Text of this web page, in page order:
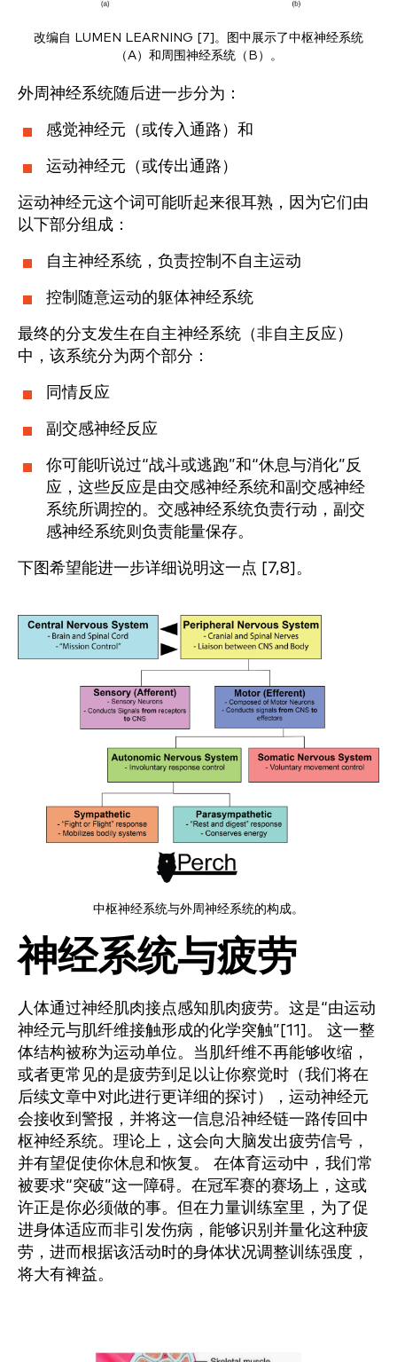
改编自 LUMEN LEARNING [7]。图中展示了中枢神经系统
（A）和周围神经系统（B）。
外周神经系统随后进一步分为：
感觉神经元（或传入通路）和
运动神经元（或传出通路）
运动神经元这个词可能听起来很耳熟，因为它们由
以下部分组成：
自主神经系统，负责控制不自主运动
控制随意运动的躯体神经系统
最终的分支发生在自主神经系统（非自主反应）
中，该系统分为两个部分：
同情反应
副交感神经反应
你可能听说过“战斗或逃跑”和“休息与消化”反
应，这些反应是由交感神经系统和副交感神经
系统所调控的。交感神经系统负责行动，副交
感神经系统则负责能量保存。
下图希望能进一步详细说明这一点 [7,8]。
中枢神经系统与外周神经系统的构成。
神经系统与疲劳
人体通过神经肌肉接点感知肌肉疲劳。这是“由运动
神经元与肌纤维接触形成的化学突触”[11]。 这一整
体结构被称为运动单位。当肌纤维不再能够收缩，
或者更常见的是疲劳到足以让你察觉时（我们将在
后续文章中对此进行更详细的探讨），运动神经元
会接收到警报，并将这一信息沿神经链一路传回中
枢神经系统。理论上，这会向大脑发出疲劳信号，
并有望促使你休息和恢复。 在体育运动中，我们常
被要求“突破”这一障碍。在冠军赛的赛场上，这或
许正是你必须做的事。但在力量训练室里，为了促
进身体适应而非引发伤病，能够识别并量化这种疲
劳，进而根据该活动时的身体状况调整训练强度，
将大有裨益。